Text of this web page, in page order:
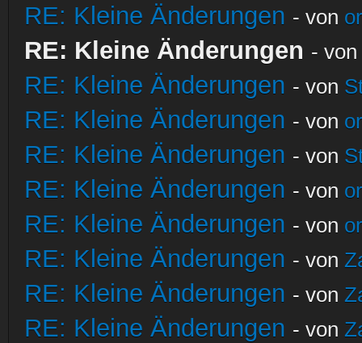
RE: Kleine Änderungen - von
RE: Kleine Änderungen - von
RE: Kleine Änderungen - von
RE: Kleine Änderungen - von
RE: Kleine Änderungen - von
RE: Kleine Änderungen - von
RE: Kleine Änderungen - von
RE: Kleine Änderungen - von
RE: Kleine Änderungen - von
RE: Kleine Änderungen - von